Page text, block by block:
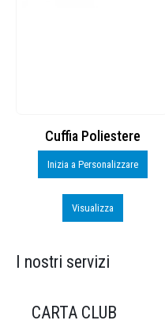
Cuffia Poliestere
Inizia a Personalizzare
Visualizza
I nostri servizi
CARTA CLUB